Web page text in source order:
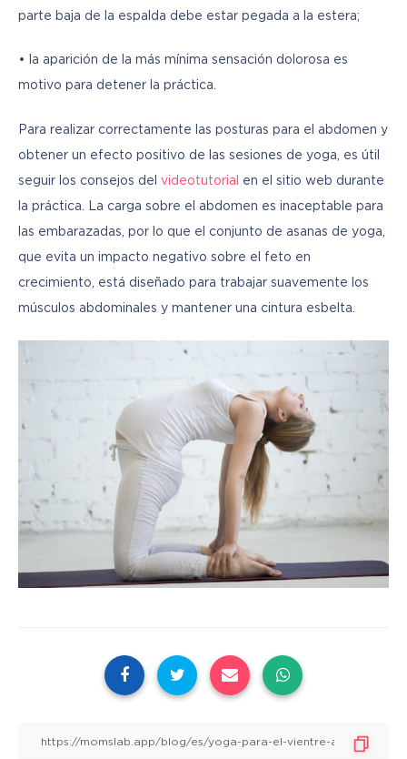
parte baja de la espalda debe estar pegada a la estera;
• la aparición de la más mínima sensación dolorosa es
motivo para detener la práctica.
Para realizar correctamente las posturas para el abdomen y
obtener un efecto positivo de las sesiones de yoga, es útil
seguir los consejos del videotutorial en el sitio web durante
la práctica. La carga sobre el abdomen es inaceptable para
las embarazadas, por lo que el conjunto de asanas de yoga,
que evita un impacto negativo sobre el feto en
crecimiento, está diseñado para trabajar suavemente los
músculos abdominales y mantener una cintura esbelta.